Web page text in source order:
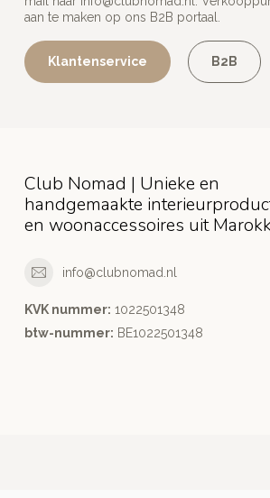
aan te maken op ons B2B portaal.
Klantenservice B2B
Club Nomad | Unieke en
handgemaakte
en woonaccessoires uit
info@clubnomad.nl
KVK nummer: 1022501348
btw-nummer: BE1022501348